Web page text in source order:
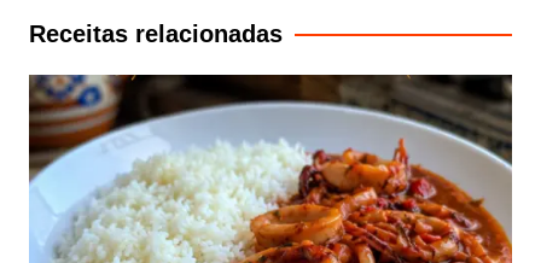
artigos
Receitas relacionadas